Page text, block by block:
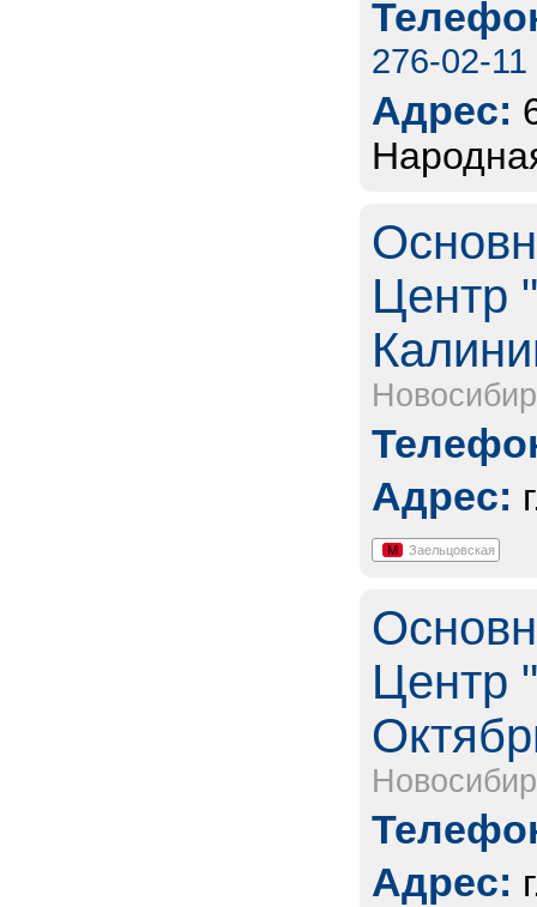
276-02-11
Адрес:
Центр
Адрес:
М Заельцовская
Центр
Адрес: